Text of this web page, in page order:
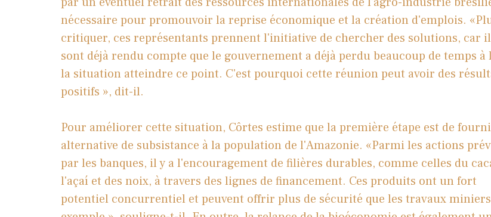
nécessaire pour promouvoir la reprise économique et la création d'emplois.
critiquer, ces représentants prennent l'initiative de chercher des solutions, car
sont déjà rendu compte que le gouvernement a déjà perdu beaucoup de temps à
la situation atteindre ce point. C'est pourquoi cette réunion peut avoir des
positifs », dit-il.
Pour améliorer cette situation, Côrtes estime que la première étape est de
alternative de subsistance à la population de l'Amazonie. «Parmi les actions
par les banques, il y a l'encouragement de filières durables, comme celles du
l'açaí et des noix, à travers des lignes de financement. Ces produits ont un fort
potentiel concurrentiel et peuvent offrir plus de sécurité que les travaux